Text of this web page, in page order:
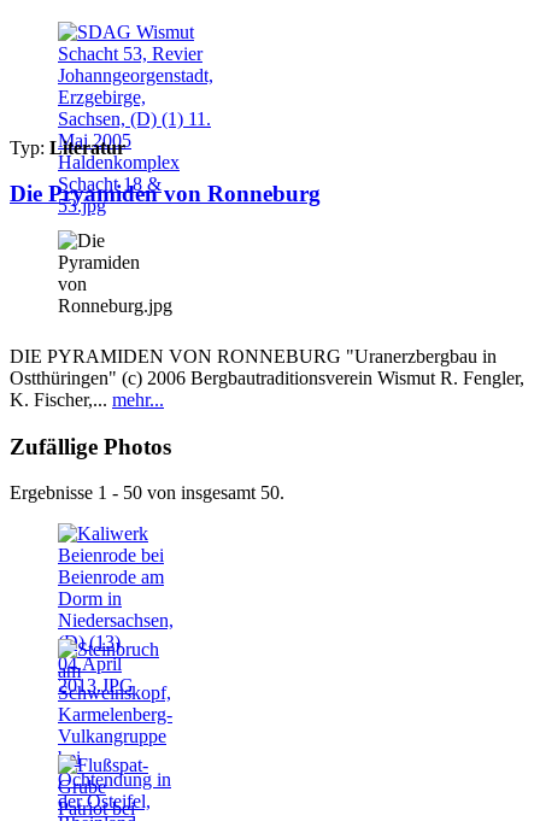
Typ: Literatur
Die Pryamiden von Ronneburg
DIE PYRAMIDEN VON RONNEBURG "Uranerzbergbau in
Ostthüringen" (c) 2006 Bergbautraditionsverein Wismut R. Fengler,
K. Fischer,... mehr...
Zufällige Photos
Ergebnisse 1 - 50 von insgesamt 50.